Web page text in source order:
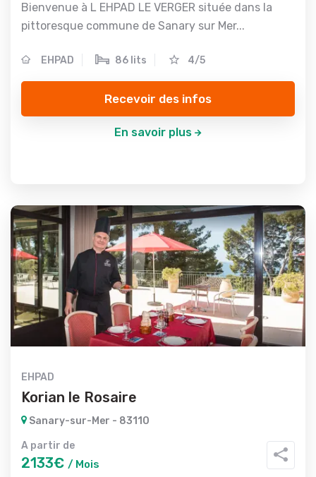
Bienvenue à L EHPAD LE VERGER située dans la
pittoresque commune de Sanary sur Mer...
EHPAD 86 lits 4/5
Recevoir des infos
En savoir plus
EHPAD
Korian le Rosaire
Sanary-sur-Mer - 83110
A partir de
2133€ / Mois